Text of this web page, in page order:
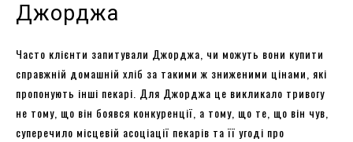
Джорджа
Часто клієнти запитували Джорджа, чи можуть вони купити
справжній домашній хліб за такими ж зниженими цінами, які
пропонують інші пекарі. Для Джорджа це викликало тривогу
не тому, що він боявся конкуренції, а тому, що те, що він чув,
суперечило місцевій асоціації пекарів та її угоді про